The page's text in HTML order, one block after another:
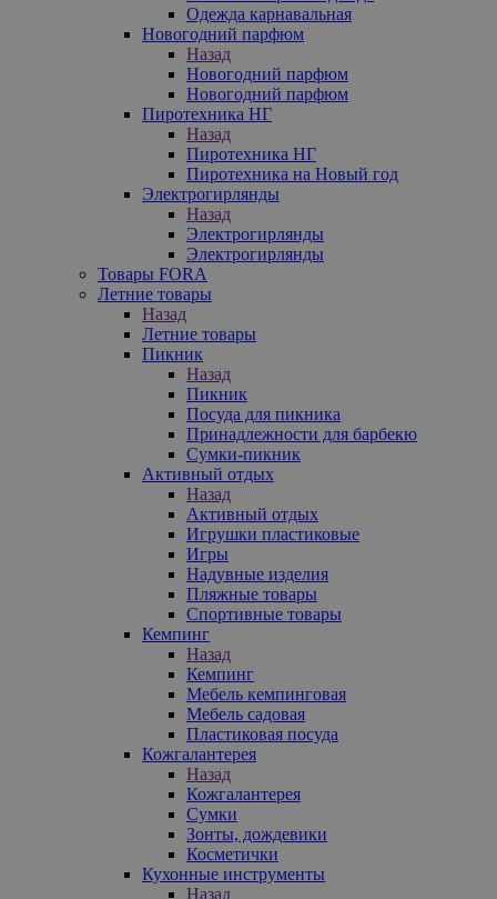
Одежда карнавальная
Новогодний парфюм
Назад
Новогодний парфюм
Новогодний парфюм
Пиротехника НГ
Назад
Пиротехника НГ
Пиротехника на Новый год
Электрогирлянды
Назад
Электрогирлянды
Электрогирлянды
Товары FORA
Летние товары
Назад
Летние товары
Пикник
Назад
Пикник
Посуда для пикника
Принадлежности для барбекю
Сумки-пикник
Активный отдых
Назад
Активный отдых
Игрушки пластиковые
Игры
Надувные изделия
Пляжные товары
Спортивные товары
Кемпинг
Назад
Кемпинг
Мебель кемпинговая
Мебель садовая
Пластиковая посуда
Кожгалантерея
Назад
Кожгалантерея
Сумки
Зонты, дождевики
Косметички
Кухонные инструменты
Назад